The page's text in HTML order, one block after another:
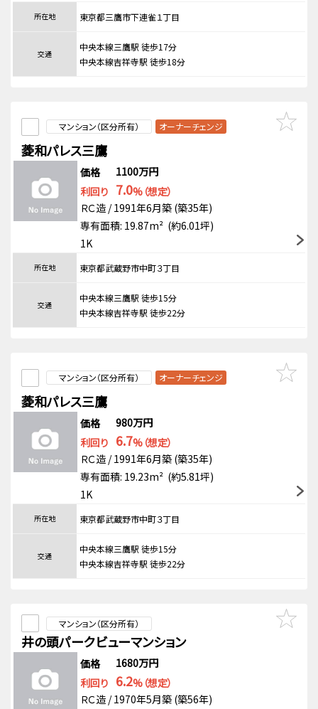
所在地 東京都三鷹市下連雀１丁目
交通
中央本線三鷹駅 徒歩17分
中央本線吉祥寺駅 徒歩18分
マンション（区分所有） オーナーチェンジ
菱和パレス三鷹
価格
1100万円
利回り 7.0%（想定）
ＲＣ造 / 1991年6月築 (築35年)
専有面積: 19.87m² (約6.01坪)
1K
所在地 東京都武蔵野市中町３丁目
交通
中央本線三鷹駅 徒歩15分
中央本線吉祥寺駅 徒歩22分
マンション（区分所有） オーナーチェンジ
菱和パレス三鷹
価格
980万円
利回り 6.7%（想定）
ＲＣ造 / 1991年6月築 (築35年)
専有面積: 19.23m² (約5.81坪)
1K
所在地 東京都武蔵野市中町３丁目
交通
中央本線三鷹駅 徒歩15分
中央本線吉祥寺駅 徒歩22分
マンション（区分所有）
井の頭パークビューマンション
価格
1680万円
利回り 6.2%（想定）
ＲＣ造 / 1970年5月築 (築56年)